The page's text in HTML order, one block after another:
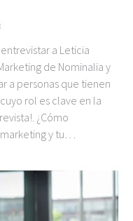
a Leticia
de Nominalia y
a personas que tienen
rol es clave en la
¿Cómo
y tu…